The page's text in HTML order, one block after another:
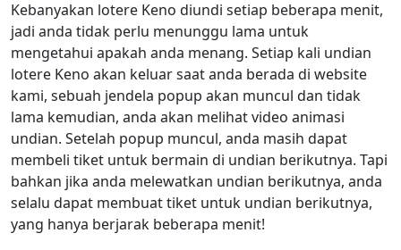
Kebanyakan lotere Keno diundi setiap beberapa menit,
jadi anda tidak perlu menunggu lama untuk
mengetahui apakah anda menang. Setiap kali undian
lotere Keno akan keluar saat anda berada di website
kami, sebuah jendela popup akan muncul dan tidak
lama kemudian, anda akan melihat video animasi
undian. Setelah popup muncul, anda masih dapat
membeli tiket untuk bermain di undian berikutnya. Tapi
bahkan jika anda melewatkan undian berikutnya, anda
selalu dapat membuat tiket untuk undian berikutnya,
yang hanya berjarak beberapa menit!